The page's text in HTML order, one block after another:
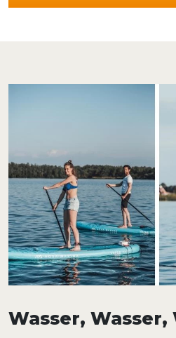
Wasser, Wasser,